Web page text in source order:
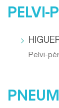
PELVI-
Pelvi-